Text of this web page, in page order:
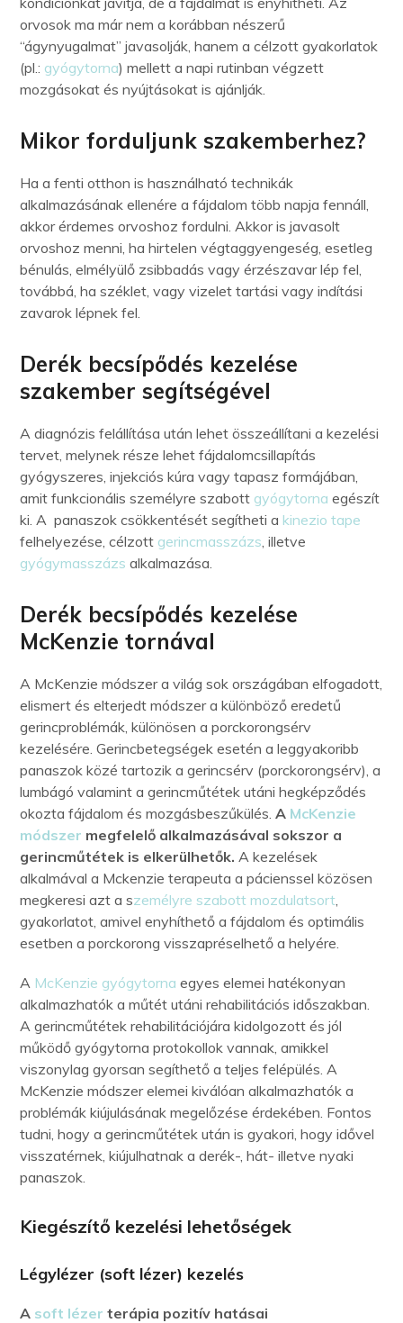
orvosok ma már nem a korábban nészerű
“ágynyugalmat” javasolják, hanem a célzott gyakorlatok
(pl.: gyógytorna) mellett a napi rutinban végzett
mozgásokat és nyújtásokat is ajánlják.
Mikor forduljunk szakemberhez?
Ha a fenti otthon is használható technikák
alkalmazásának ellenére a fájdalom több napja fennáll,
akkor érdemes orvoshoz fordulni. Akkor is javasolt
orvoshoz menni, ha hirtelen végtaggyengeség, esetleg
bénulás, elmélyülő zsibbadás vagy érzészavar lép fel,
továbbá, ha széklet, vagy vizelet tartási vagy indítási
zavarok lépnek fel.
Derék becsípődés kezelése
szakember segítségével
A diagnózis felállítása után lehet összeállítani a kezelési
tervet, melynek része lehet fájdalomcsillapítás
gyógyszeres, injekciós kúra vagy tapasz formájában,
amit funkcionális személyre szabott gyógytorna egészít
ki. A panaszok csökkentését segítheti a kinezio tape
felhelyezése, célzott gerincmasszázs, illetve
gyógymasszázs alkalmazása.
Derék becsípődés kezelése
McKenzie tornával
A McKenzie módszer a világ sok országában elfogadott,
elismert és elterjedt módszer a különböző eredetű
gerincproblémák, különösen a porckorongsérv
kezelésére. Gerincbetegségek esetén a leggyakoribb
panaszok közé tartozik a gerincsérv (porckorongsérv), a
lumbágó valamint a gerincműtétek utáni hegképződés
okozta fájdalom és mozgásbeszűkülés.A McKenzie
módszer megfelelő alkalmazásával sokszor a
gerincműtétek is elkerülhetők.A kezelések
alkalmával a Mckenzie terapeuta a pácienssel közösen
megkeresi azt a személyre szabott mozdulatsort,
gyakorlatot, amivel enyhíthető a fájdalom és optimális
esetben a porckorong visszapréselhető a helyére.
A McKenzie gyógytorna egyes elemei hatékonyan
alkalmazhatók a műtét utáni rehabilitációs időszakban.
A gerincműtétek rehabilitációjára kidolgozott és jól
működő gyógytorna protokollok vannak, amikkel
viszonylag gyorsan segíthető a teljes felépülés. A
McKenzie módszer elemei kiválóan alkalmazhatók a
problémák kiújulásának megelőzése érdekében. Fontos
tudni, hogy a gerincműtétek után is gyakori, hogy idővel
visszatérnek, kiújulhatnak a derék-, hát- illetve nyaki
panaszok.
Kiegészítő kezelési lehetőségek
Légylézer (soft lézer) kezelés
A soft lézer terápia pozitív hatásai